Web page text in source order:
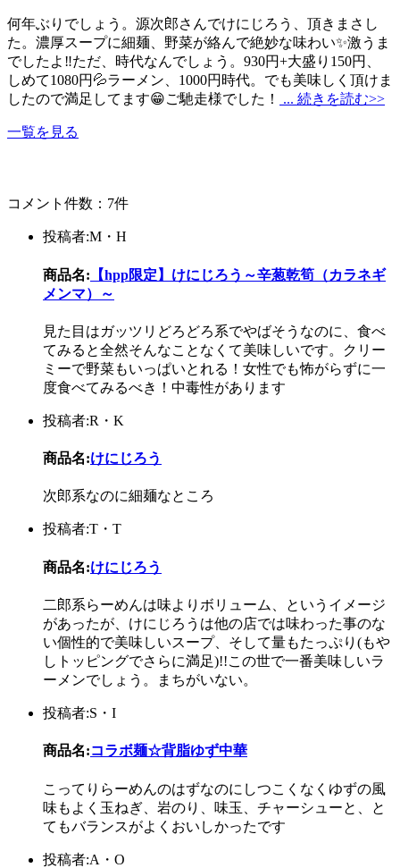
何年ぶりでしょう。源次郎さんでけにじろう、頂きまさし
た。濃厚スープに細麺、野菜が絡んで絶妙な味わい✨激うま
でしたよ‼️ただ、時代なんでしょう。930円+大盛り150円、
しめて1080円💦ラーメン、1000円時代。でも美味しく頂けま
したので満足してます😁ご馳走様でした！
... 続きを読む>>
一覧を見る
コメント件数：7件
投稿者:M・H
商品名: 【hpp限定】けにじろう～辛葱乾筍（カラネギ
メンマ）～
見た目はガッツリどろどろ系でやばそうなのに、食べ
てみると全然そんなことなくて美味しいです。クリー
ミーで野菜もいっぱいとれる！女性でも怖がらずに一
度食べてみるべき！中毒性があります
投稿者:R・K
商品名:けにじろう
次郎系なのに細麺なところ
投稿者:T・T
商品名:けにじろう
二郎系らーめんは味よりボリューム、というイメージ
があったが、けにじろうは他の店では味わった事のな
い個性的で美味しいスープ、そして量もたっぷり(もや
しトッピングでさらに満足)!!この世で一番美味しいラ
ーメンでしょう。まちがいない。
投稿者:S・I
商品名:コラボ麺☆背脂ゆず中華
こってりらーめんのはずなのにしつこくなくゆずの風
味もよく玉ねぎ、岩のり、味玉、チャーシューと、と
てもバランスがよくおいしかったです
投稿者:A・O